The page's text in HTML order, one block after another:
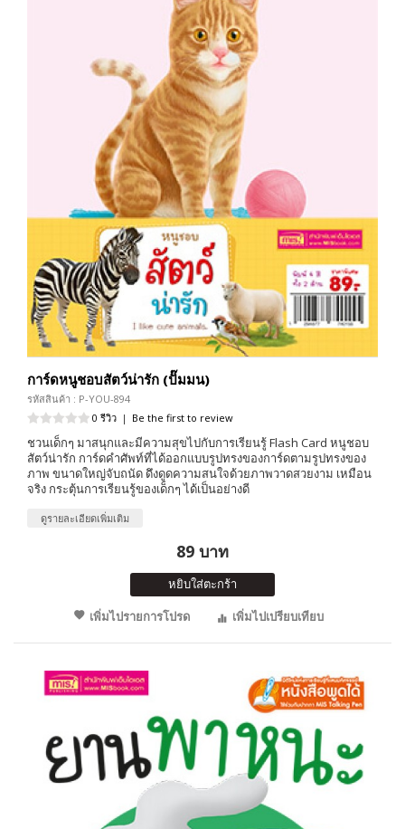
การ์ดหนูชอบสัตว์น่ารัก (ปั๊มมน)
รหัสสินค้า : P-YOU-894
0 รีวิว | Be the first to review
ชวนเด็กๆ มาสนุกและมีความสุขไปกับการเรียนรู้ Flash Card หนูชอบ
สัตว์น่ารัก การ์ดคำศัพท์ที่ได้ออกแบบรูปทรงของการ์ดตามรูปทรงของ
ภาพ ขนาดใหญ่จับถนัด ดึงดูดความสนใจด้วยภาพวาดสวยงาม เหมือน
จริง กระตุ้นการเรียนรู้ของเด็กๆ ได้เป็นอย่างดี
ดูรายละเอียดเพิ่มเติม
89 บาท
หยิบใส่ตะกร้า
เพิ่มไปรายการโปรด
เพิ่มไปเปรียบเทียบ